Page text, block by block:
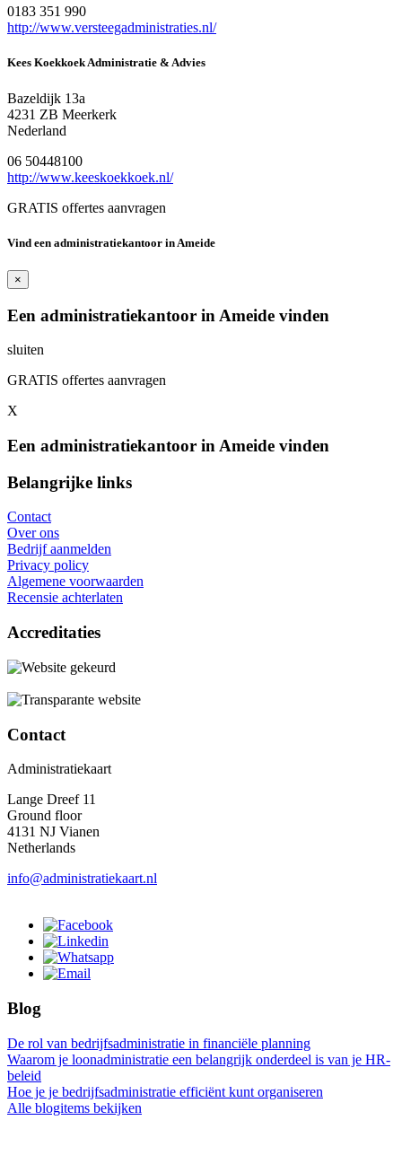
0183 351 990
http://www.versteegadministraties.nl/
Kees Koekkoek Administratie & Advies
Bazeldijk 13a
4231 ZB Meerkerk
Nederland
06 50448100
http://www.keeskoekkoek.nl/
GRATIS offertes aanvragen
Vind een administratiekantoor in Ameide
×
Een administratiekantoor in Ameide vinden
sluiten
GRATIS offertes aanvragen
X
Een administratiekantoor in Ameide vinden
Belangrijke links
Contact
Over ons
Bedrijf aanmelden
Privacy policy
Algemene voorwaarden
Recensie achterlaten
Accreditaties
Contact
Administratiekaart
Lange Dreef 11
Ground floor
4131 NJ Vianen
Netherlands
info@administratiekaart.nl
Blog
De rol van bedrijfsadministratie in financiële planning
Waarom je loonadministratie een belangrijk onderdeel is van je HR-
beleid
Hoe je je bedrijfsadministratie efficiënt kunt organiseren
Alle blogitems bekijken